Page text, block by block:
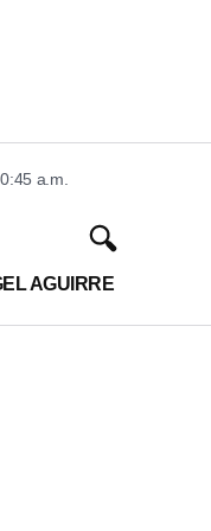
a.m.
AGUIRRE